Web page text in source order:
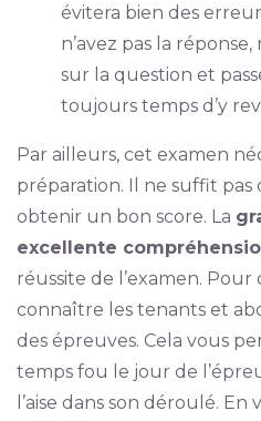
évitera bien des
n’avez pas la
sur la question et
toujours temps d’y
Par ailleurs, cet examen
préparation. Il ne suffit pas
obtenir un bon score. La
excellente
réussite de l’examen. Pour
connaître les tenants et
des épreuves. Cela vous
temps fou le jour de
l’aise dans son déroulé.